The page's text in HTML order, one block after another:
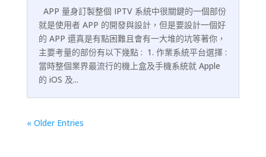
APP 量身訂製整個 IPTV 系統中很關鍵的一個部份
就是使用者 APP 的開發與設計，但是要設計一個好
的 APP 還真是有點困難且會有一大堆的坑等著你，
主要考量的部份有以下幾點 : 1. 作業系統平台選擇 :
當時整個業界最流行的機上盒及手機系統就 Apple
的 iOS 及...
« Older Entries